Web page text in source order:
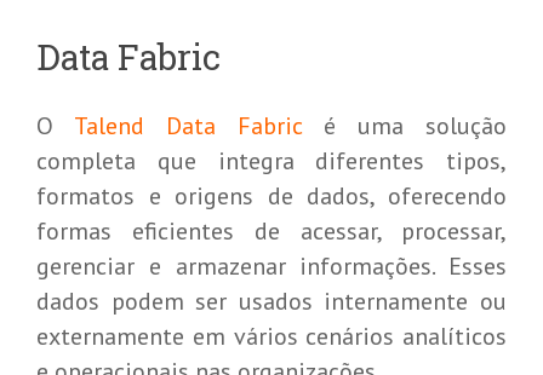
Data Fabric
O Talend Data Fabricé uma solução
completa que integra diferentes tipos,
formatos e origens de dados, oferecendo
formas eficientes de acessar, processar,
gerenciar e armazenar informações. Esses
dados podem ser usados internamente ou
externamente em vários cenários analíticos